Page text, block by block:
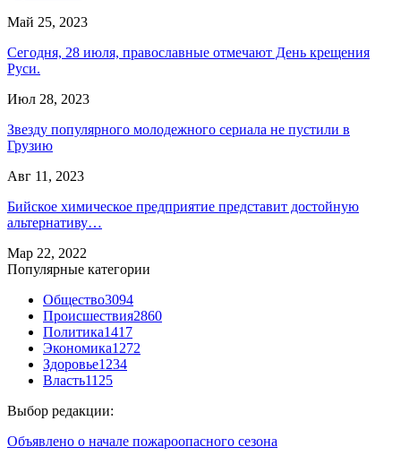
Май 25, 2023
Сегодня, 28 июля, православные отмечают День крещения
Руси.
Июл 28, 2023
Звезду популярного молодежного сериала не пустили в
Грузию
Авг 11, 2023
Бийское химическое предприятие представит достойную
альтернативу…
Мар 22, 2022
Популярные категории
Общество3094
Происшествия2860
Политика1417
Экономика1272
Здоровье1234
Власть1125
Выбор редакции:
Объявлено о начале пожароопасного сезона